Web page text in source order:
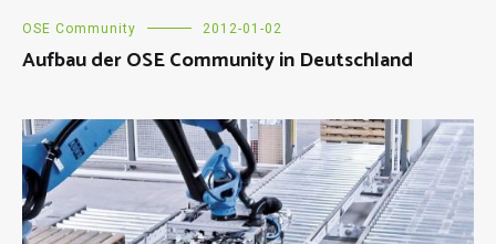
OSE Community 2012-01-02
Aufbau der OSE Community in Deutschland